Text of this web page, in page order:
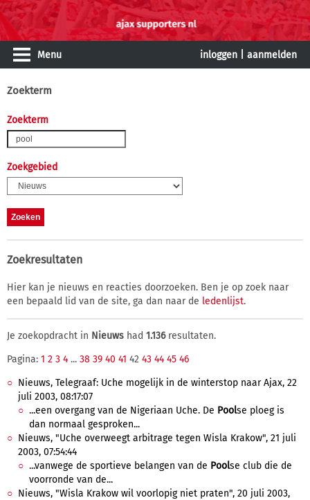
Menu inloggen aanmelden
Zoekterm
Zoekterm
Zoekgebied
Zoekresultaten
Hier kan je nieuws en reacties doorzoeken. Ben je op zoek naar
een bepaald lid van de site, ga dan naar de ledenlijst.
Je zoekopdracht in Nieuws had 1.136resultaten.
Pagina: 1 2 3 4 ... 38 39 40 41 42 43 44 45 46
Nieuws, Telegraaf: Uche mogelijk in de winterstop naar Ajax, 22
juli 2003, 08:17:07
...een overgang van de Nigeriaan Uche. De Poolse ploeg is
dan normaal gesproken...
Nieuws, "Uche overweegt arbitrage tegen Wisla Krakow", 21 juli
2003, 07:54:44
...vanwege de sportieve belangen van de Poolse club die de
voorronde van de...
Nieuws, "Wisla Krakow wil voorlopig niet praten", 20 juli 2003,